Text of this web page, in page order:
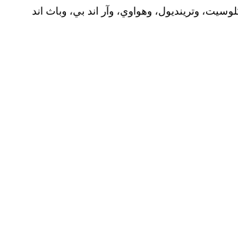
وترينديول، وهواوي، وآر اند بي، وباث اند